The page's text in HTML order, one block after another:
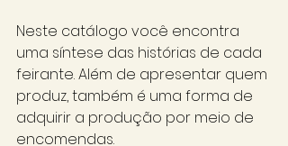
Neste catálogo você encontra
uma síntese das histórias de cada
feirante. Além de apresentar quem
produz, também é uma forma de
adquirir a produção por meio de
encomendas.